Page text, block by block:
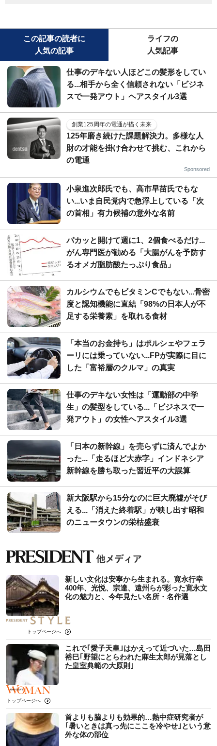
この記事の読者に
人気の記事
ライフの
人気記事
仕事のデキない人ほどこの髪形をしてい
る...相手から全く信頼されない「ビジネ
スで一発アウト」ヘアスタイル3選
創業125周年の電通が描く未来
125年磨き続けた課題解決力。多様な人
財の才能を掛け合わせて挑む、これから
の電通
Sponsored
小泉進次郎氏でも、高市早苗氏でもな
い...いま自民党内で急浮上している「次
の首相」有力候補の意外な名前
パカッと開けて週に1、2個食べるだけ...
がん専門医が勧める「大腸がんを予防す
るオメガ脂肪酸たっぷり食品」
カルシウムでもビタミンCでもない...骨密
度と認知機能に直結「98%の日本人が不
足する栄養素」を取れる食材
「本当のお金持ち」はポルシェやフェラ
ーリには乗っていない...FPが実際に目に
した「富裕層のクルマ」の真実
仕事のデキない女性は「運動部の中学
生」の髪型をしている...「ビジネスで一
発アウト」の女性ヘアスタイル3選
「日本の新幹線」を売らずに済んでよか
った...「走るほど大赤字」インドネシア
新幹線を勝ち取った習近平の大誤算
新大阪駅から15分なのに巨大廃墟がそび
える...「消えた終着駅」が映し出す昭和
のニュータウンの栄枯盛衰
新しい文化は安寧から生まれる。寛永行幸
400年、光悦、宗達、遠州らが彩った寛永文
化の魅力と、今年見たい名所・名作選
トップページへ
これで｢愛子天皇｣はかえって近づいた…島田
裕巳｢野望にとらわれた麻生太郎が見落とし
た皇室典範の大原則｣
トップページへ
首よりも脇よりも効果的…熱中症研究者が
｢暑いときは真っ先にここを冷やせ｣という意
外な体の部位